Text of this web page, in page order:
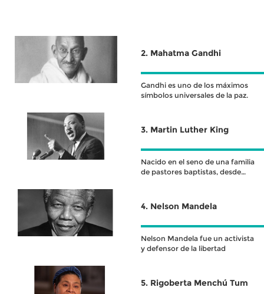
2. Mahatma Gandhi
Gandhi es uno de los máximos
símbolos universales de la paz.
3. Martin Luther King
Nacido en el seno de una familia
de pastores baptistas, desde
la que estaban sometidos los
afroamericanos en los estados
4. Nelson Mandela
Nelson Mandela fue un activista
y defensor de la libertad
5. Rigoberta Menchú Tum